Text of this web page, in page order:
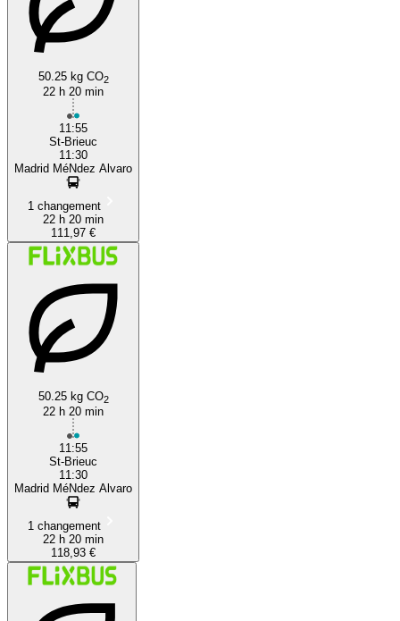
50.25 kg CO2
22 h 20 min
11:55
St-Brieuc
11:30
Madrid MéNdez Alvaro
1 changement
22 h 20 min
111,97 €
50.25 kg CO2
22 h 20 min
11:55
St-Brieuc
11:30
Madrid MéNdez Alvaro
1 changement
22 h 20 min
118,93 €